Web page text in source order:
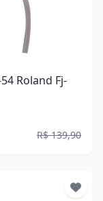
Roland Fj-
R$ 139,90